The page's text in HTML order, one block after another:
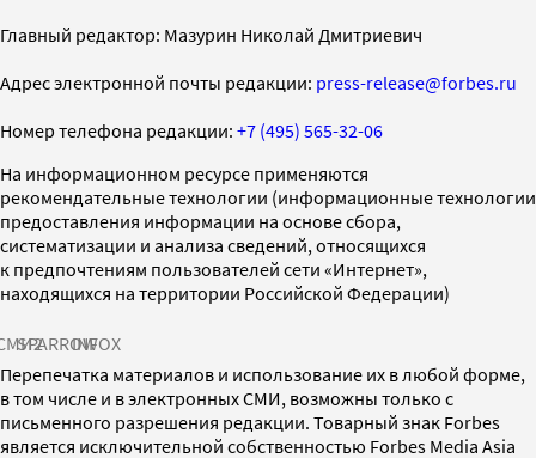
Главный редактор: Мазурин Николай Дмитриевич
Адрес электронной почты редакции: press-release@forbes.ru
Номер телефона редакции: +7 (495) 565-32-06
На информационном ресурсе применяются
рекомендательные технологии (информационные технологии
предоставления информации на основе сбора,
систематизации и анализа сведений, относящихся
к предпочтениям пользователей сети «Интернет»,
находящихся на территории Российской Федерации)
SPARROWINFOX
Перепечатка материалов и использование их в любой форме,
в том числе и в электронных СМИ, возможны только с
письменного разрешения редакции. Товарный знак Forbes
является исключительной собственностью Forbes Media Asia